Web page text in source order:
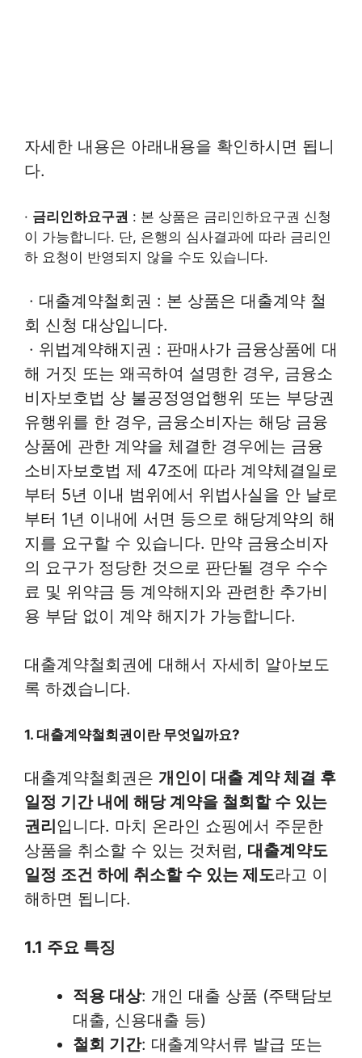
자세한 내용은 아래내용을 확인하시면 됩니
다.
· 금리인하요구권 : 본 상품은 금리인하요구권 신청
이 가능합니다. 단, 은행의 심사결과에 따라 금리인
하 요청이 반영되지 않을 수도 있습니다.
· 대출계약철회권 : 본 상품은 대출계약 철
회 신청 대상입니다.
· 위법계약해지권 : 판매사가 금융상품에 대
해 거짓 또는 왜곡하여 설명한 경우, 금융소
비자보호법 상 불공정영업행위 또는 부당권
유행위를 한 경우, 금융소비자는 해당 금융
상품에 관한 계약을 체결한 경우에는 금융
소비자보호법 제 47조에 따라 계약체결일로
부터 5년 이내 범위에서 위법사실을 안 날로
부터 1년 이내에 서면 등으로 해당계약의 해
지를 요구할 수 있습니다. 만약 금융소비자
의 요구가 정당한 것으로 판단될 경우 수수
료 및 위약금 등 계약해지와 관련한 추가비
용 부담 없이 계약 해지가 가능합니다.
대출계약철회권에 대해서 자세히 알아보도
록 하겠습니다.
1. 대출계약철회권이란 무엇일까요?
대출계약철회권은 개인이 대출 계약 체결 후
일정 기간 내에 해당 계약을 철회할 수 있는
권리입니다. 마치 온라인 쇼핑에서 주문한
상품을 취소할 수 있는 것처럼, 대출계약도
일정 조건 하에 취소할 수 있는 제도라고 이
해하면 됩니다.
1.1 주요 특징
적용 대상: 개인 대출 상품 (주택담보
대출, 신용대출 등)
철회 기간: 대출계약서류 발급 또는